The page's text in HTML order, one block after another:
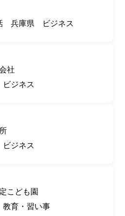
兵庫県 ビジネス
社
ビジネス
ビジネス
こども園
教育・習い事